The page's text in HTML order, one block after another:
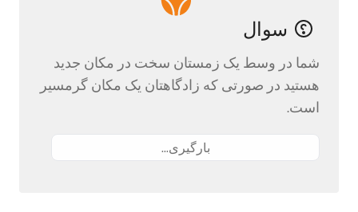
سوال
شما در وسط یک زمستان سخت در مکان جدید
هستید در صورتی که زادگاهتان یک مکان گرمسیر
است.
بارگیری...